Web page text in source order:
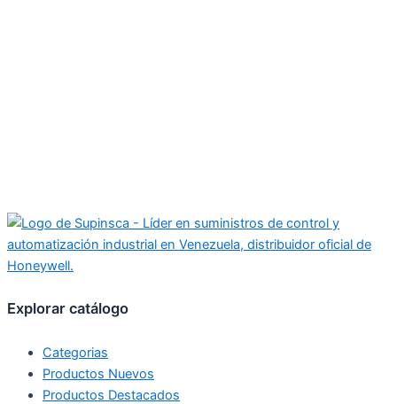
Explorar catálogo
Categorias
Productos Nuevos
Productos Destacados